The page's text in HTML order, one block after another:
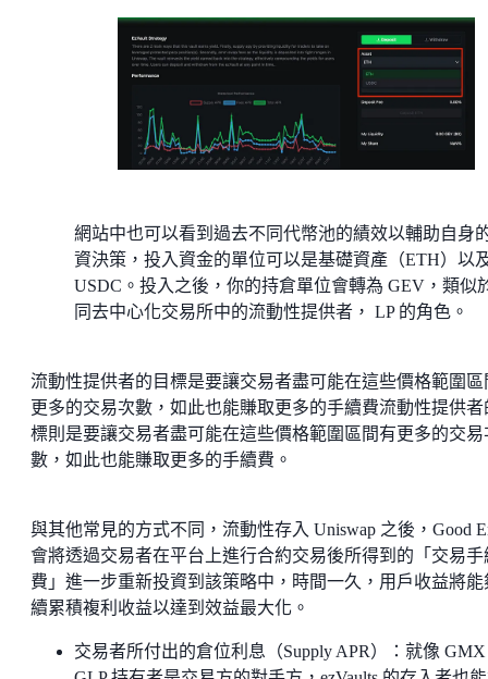
網站中也可以看到過去不同代幣池的績效以輔助自身
資決策，投入資金的單位可以是基礎資產（ETH）以
USDC。投入之後，你的持倉單位會轉為 GEV，類似
同去中心化交易所中的流動性提供者， LP 的角色。
流動性提供者的目標是要讓交易者盡可能在這些價格範圍區
更多的交易次數，如此也能賺取更多的手續費流動性提供者
標則是要讓交易者盡可能在這些價格範圍區間有更多的交易
數，如此也能賺取更多的手續費。
與其他常見的方式不同，流動性存入 Uniswap 之後，Good
會將透過交易者在平台上進行合約交易後所得到的「交易手
費」進一步重新投資到該策略中，時間一久，用戶收益將能
續累積複利收益以達到效益最大化。
交易者所付出的倉位利息（Supply APR）：就像